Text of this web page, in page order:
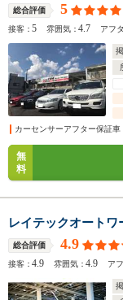
総合評価 5
接客：5 雰囲気：4.7 アフ
カーセンサーアフター保証車
無
料
レイテックオートワ
総合評価 4.9
接客：4.9 雰囲気：4.9 ア